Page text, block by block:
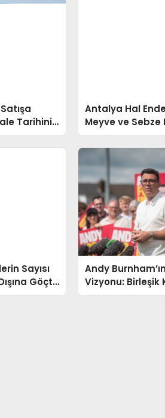
Tarihini
Antalya Hal
Meyve ve Sebze
Yıllık Artış
Sayısı
Göçte
Andy
Vizyonu: Birleşik